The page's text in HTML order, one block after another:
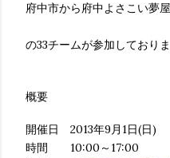
府中市から府中よさこい夢
の33チームが参加しておりま
概要
開催日 2013年9月1日(日)
時間 10:00～17:00